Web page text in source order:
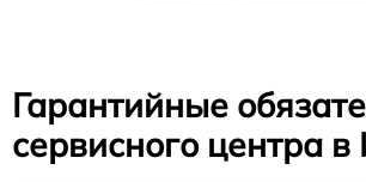
Гарантийные
сервисного центра в